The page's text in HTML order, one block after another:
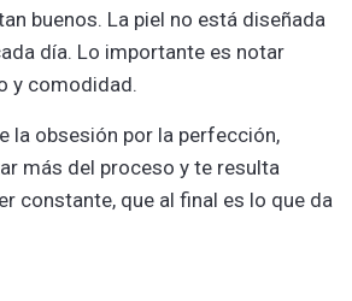
buenos. La piel no está diseñada
día. Lo importante es notar
y comodidad.
la obsesión por la perfección,
más del proceso y te resulta
constante, que al final es lo que da